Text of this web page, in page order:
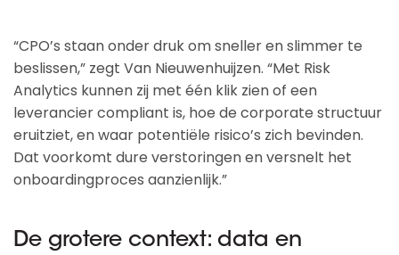
“CPO’s staan onder druk om sneller en slimmer te
beslissen,” zegt Van Nieuwenhuijzen. “Met Risk
Analytics kunnen zij met één klik zien of een
leverancier compliant is, hoe de corporate structuur
eruitziet, en waar potentiële risico’s zich bevinden.
Dat voorkomt dure verstoringen en versnelt het
onboardingproces aanzienlijk.”
De grotere context: data en